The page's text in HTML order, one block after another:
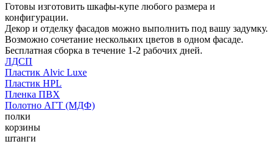
Готовы изготовить шкафы-купе любого размера и
конфигурации.
Декор и отделку фасадов можно выполнить под вашу задумку.
Возможно сочетание нескольких цветов в одном фасаде.
Бесплатная сборка в течение 1-2 рабочих дней.
ЛДСП
Пластик Alvic Luxe
Пластик HPL
Пленка ПВХ
Полотно АГТ (МДФ)
полки
корзины
штанги